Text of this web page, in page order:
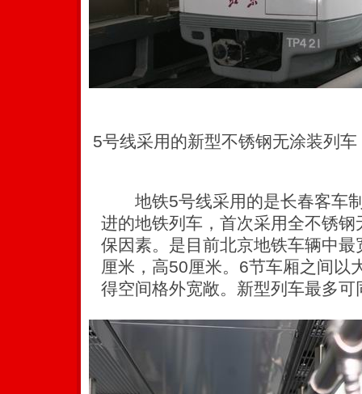
5号线采用的新型不锈钢无涂装列车
地铁5号线采用的是长春客车制
进的地铁列车，首次采用全不锈
保因素。是目前北京地铁车辆中
厘米，高50厘米。6节车厢之间以
得空间格外宽敞。新型列车最多